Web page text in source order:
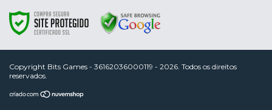
Copyright Bits Games - 36162036000119 - 2026. Todos os direitos
reservados.